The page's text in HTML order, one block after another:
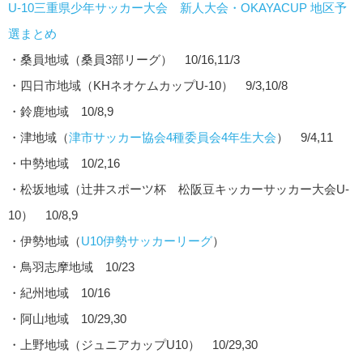
U-10三重県少年サッカー大会 新人大会・OKAYACUP 地区予
選まとめ
・桑員地域（桑員3部リーグ） 10/16,11/3
・四日市地域（KHネオケムカップU-10） 9/3,10/8
・鈴鹿地域 10/8,9
・津地域（津市サッカー協会4種委員会4年生大会） 9/4,11
・中勢地域 10/2,16
・松坂地域（辻井スポーツ杯 松阪豆キッカーサッカー大会U-
10） 10/8,9
・伊勢地域（U10伊勢サッカーリーグ）
・鳥羽志摩地域 10/23
・紀州地域 10/16
・阿山地域 10/29,30
・上野地域（ジュニアカップU10） 10/29,30